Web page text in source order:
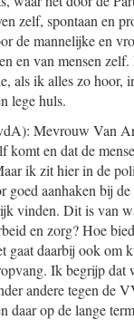
zelf, spontaan en
de mannelijke en
en van mensen
als ik alles zo hoor,
lege huls.
Mevrouw Van
komt en dat de
ik zit hier in de
goed aanhaken bij
vinden. Dit is van
en zorg? Hoe
gaat daarbij ook om
Ik begrijp dat
andere tegen de
daar op de lange